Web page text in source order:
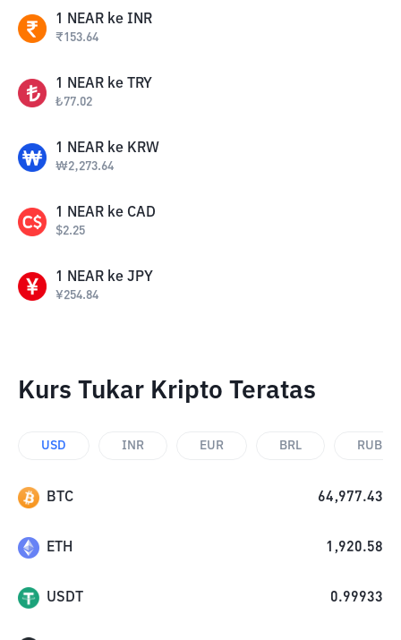
1 NEAR ke INR
₹153.64
1 NEAR ke TRY
₺77.02
1 NEAR ke KRW
₩2,273.64
1 NEAR ke CAD
$2.25
1 NEAR ke JPY
¥254.84
Kurs Tukar Kripto Teratas
USD INR EUR BRL RUB
BTC 64,977.43
ETH 1,920.58
USDT 0.99933